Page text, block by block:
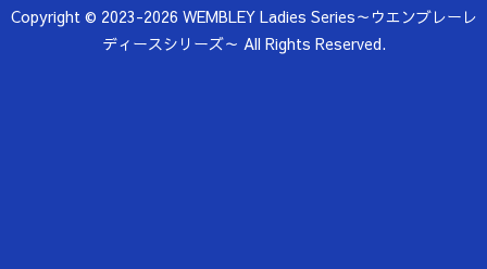
Copyright © 2023-2026 WEMBLEY Ladies Series～ウエンブレーレ
ディースシリーズ～ All Rights Reserved.